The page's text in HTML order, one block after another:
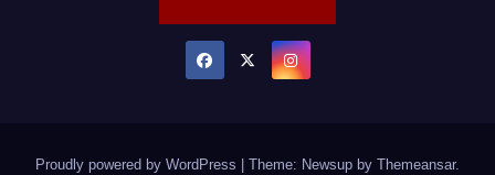
Proudly powered by WordPress Theme: Newsup by Themeansar.